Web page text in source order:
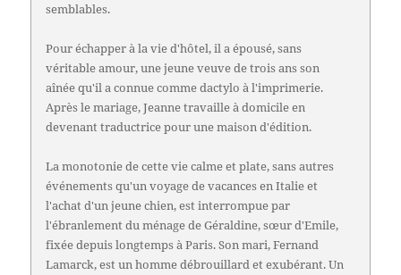
semblables.
Pour échapper à la vie d'hôtel, il a épousé, sans
véritable amour, une jeune veuve de trois ans son
aînée qu'il a connue comme dactylo à l'imprimerie.
Après le mariage, Jeanne travaille à domicile en
devenant traductrice pour une maison d'édition.
La monotonie de cette vie calme et plate, sans autres
événements qu'un voyage de vacances en Italie et
l'achat d'un jeune chien, est interrompue par
l'ébranlement du ménage de Géraldine, sœur d'Emile,
fixée depuis longtemps à Paris. Son mari, Fernand
Lamarck, est un homme débrouillard et exubérant. Un